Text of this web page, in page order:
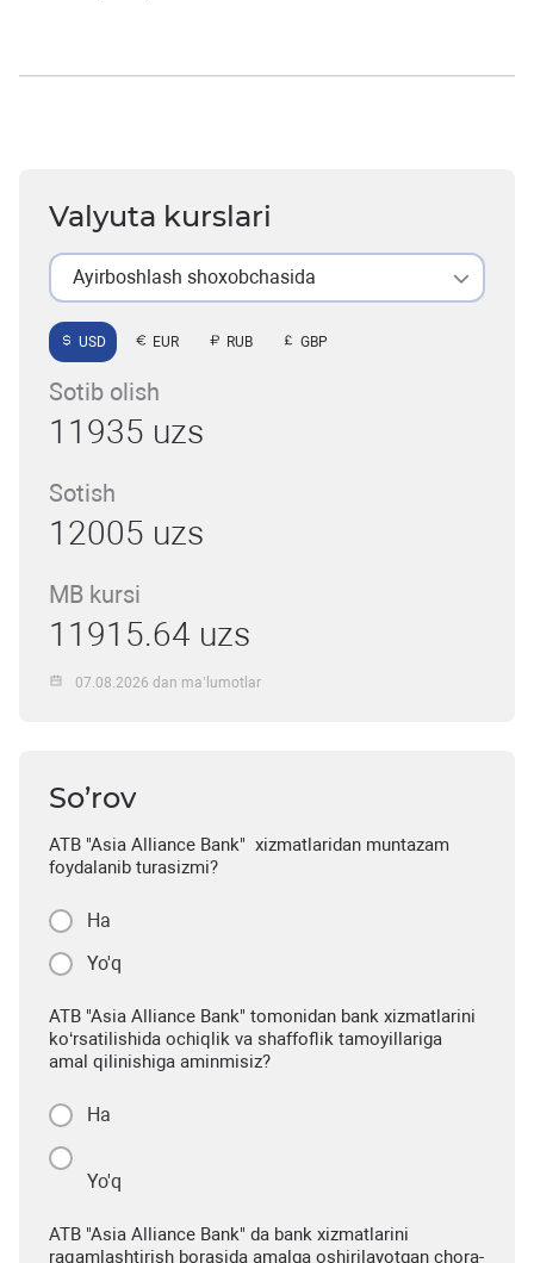
Valyuta kurslari
Ayirboshlash shoxobchasida
USD EUR RUB GBP
Sotib olish
11935 uzs
Sotish
12005 uzs
MB kursi
11915.64 uzs
07.08.2026 dan ma’lumotlar
So’rov
ATB "Asia Alliance Bank" xizmatlaridan muntazam
foydalanib turasizmi?
Ha
Yo'q
ATB "Asia Alliance Bank" tomonidan bank xizmatlarini
ko‘rsatilishida ochiqlik va shaffoflik tamoyillariga
amal qilinishiga aminmisiz?
Ha
Yo'q
ATB "Asia Alliance Bank" da bank xizmatlarini
raqamlashtirish borasida amalga oshirilayotgan chora-